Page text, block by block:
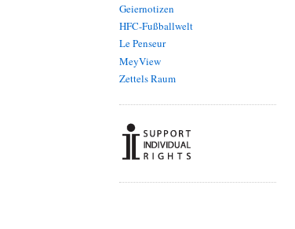
Geiernotizen
HFC-Fußballwelt
Le Penseur
MeyView
Zettels Raum